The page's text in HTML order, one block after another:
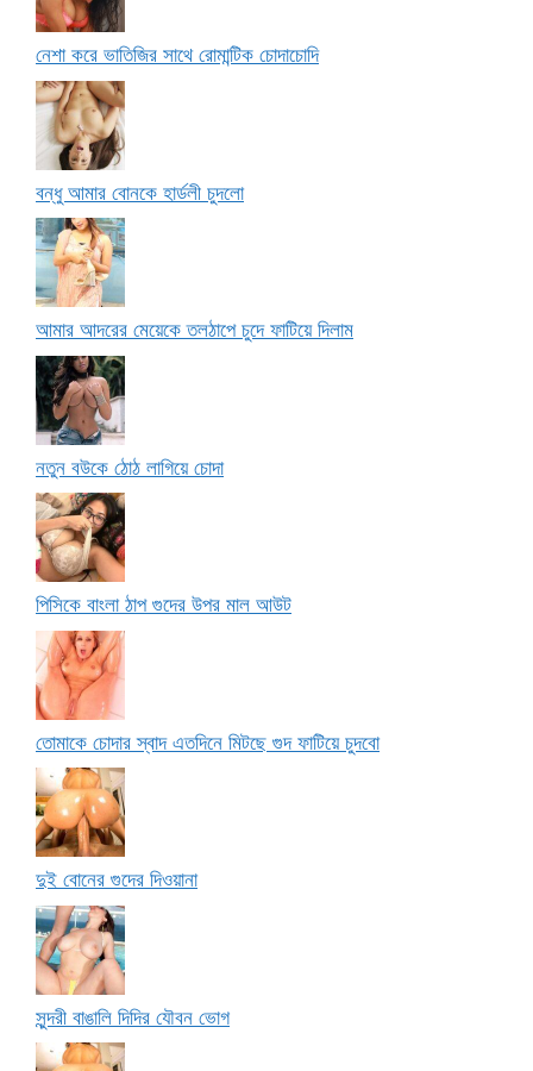
নেশা করে ভাতিজির সাথে রোমান্টিক চোদাচোদি
বন্ধু আমার বোনকে হার্ডলী চুদলো
আমার আদরের মেয়েকে তলঠাপে চুদে ফাটিয়ে দিলাম
নতুন বউকে ঠোঠ লাগিয়ে চোদা
পিসিকে বাংলা ঠাপ গুদের উপর মাল আউট
তোমাকে চোদার স্বাদ এতদিনে মিটছে গুদ ফাটিয়ে চুদবো
দুই বোনের গুদের দিওয়ানা
সুন্দরী বাঙালি দিদির যৌবন ভোগ